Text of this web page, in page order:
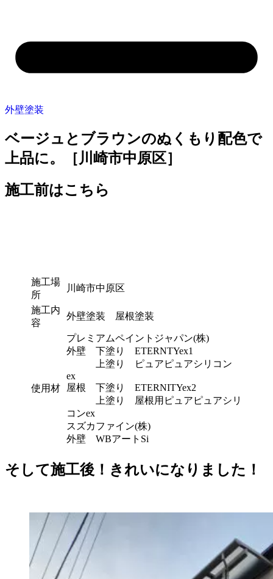
外壁塗装
ベージュとブラウンのぬくもり配色で
上品に。［川崎市中原区］
施工前はこちら
施工場
所
川崎市中原区
施工内
容
外壁塗装 屋根塗装
使用材
プレミアムペイントジャパン(株)
外壁 下塗り ETERNTYex1
上塗り ピュアピュアシリコン
ex
屋根 下塗り ETERNITYex2
上塗り 屋根用ピュアピュアシリ
コンex
スズカファイン(株)
外壁 WBアートSi
そして施工後！きれいになりました！